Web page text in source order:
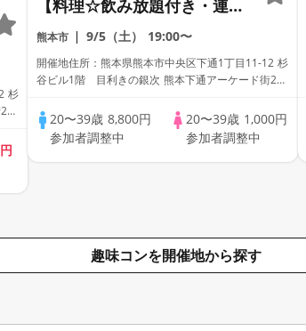
杉
号
【料理☆飲み放題付き・連絡
先交換あり・完全着席型】ア
ニメ好きコン☆１名参加多
数・初参加も大歓迎☆プレイ
熊本市 9/5（土） 19:00〜
開催地住所：熊本県熊本市中央区下通1丁目11-12 杉
谷ビル1階 目利きの銀次 熊本下通アーケード街2号
20〜39歳 8,800円
参加者調整中
20〜39歳 1,000円
参加者調整中
趣味コンを開催地から探す